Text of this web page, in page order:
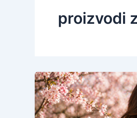
proizvodi